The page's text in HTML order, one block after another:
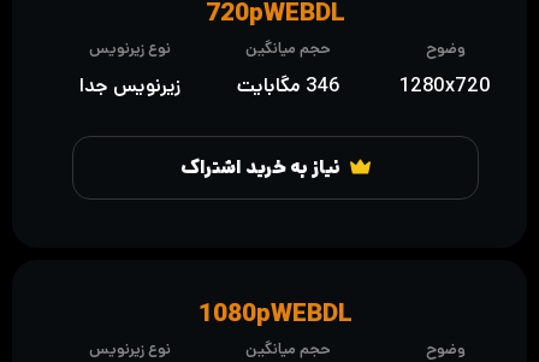
نیاز به خرید اشتراک
وضوح
1280x720
حجم میانگین
346 مگابایت
نوع زیرنویس
زیرنویس جدا
720pWEBDL
وضوح حجم میانگین نوع زیرنویس
1080pWEBDL